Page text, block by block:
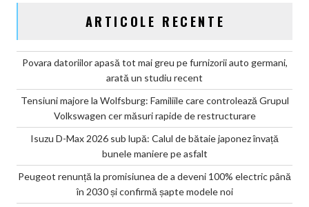
ARTICOLE RECENTE
Povara datoriilor apasă tot mai greu pe furnizorii auto germani,
arată un studiu recent
Tensiuni majore la Wolfsburg: Familiile care controlează Grupul
Volkswagen cer măsuri rapide de restructurare
Isuzu D-Max 2026 sub lupă: Calul de bătaie japonez învață
bunele maniere pe asfalt
Peugeot renunță la promisiunea de a deveni 100% electric până
în 2030 și confirmă șapte modele noi